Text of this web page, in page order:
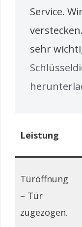
Service.
sehr
Leistung
Türöffnung
– Tür
zugezogen.